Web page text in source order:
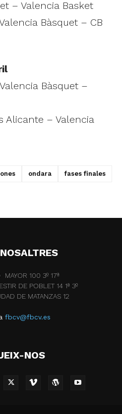
– Valencia Basket
Bàsquet – CB
Bàsquet –
Alicante – Valencia
ondara fases finales
MAYOR 100 3º 17ª
DE POBLET 14 1ª 3º
DE MATANZAS 12
fbcv@fbcv.es
NOS